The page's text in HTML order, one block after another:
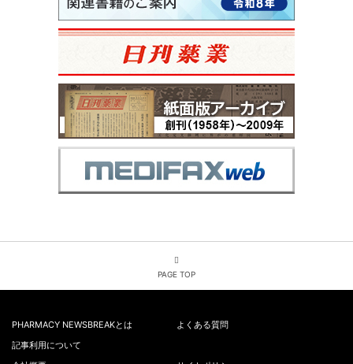
PAGE TOP
PHARMACY NEWSBREAKとは
よくある質問
記事利用について